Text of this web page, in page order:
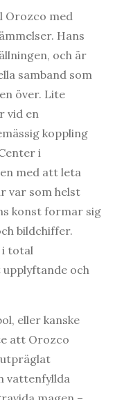
Orozco med
Hans
och är
samband som
över. Lite
vid en
koppling
i
med att leta
var som helst
konst formar sig
bildchiffer.
i total
och
eller kanske
att Orozco
vattenfyllda